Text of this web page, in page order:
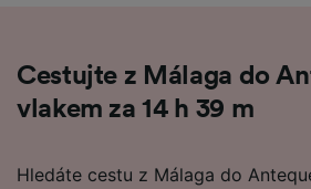
Cestujte z Málaga do
vlakem za 14 h 39 m
Hledáte cestu z Málaga do